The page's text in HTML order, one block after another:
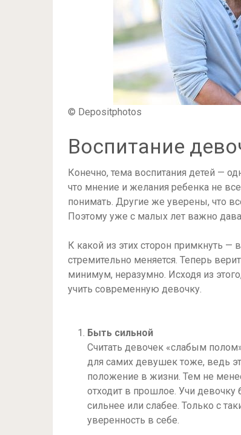
© Depositphotos
Воспитание
Конечно, тема воспитания детей —
что мнение и желания ребенка не
понимать. Другие же уверены, что
Поэтому уже с малых лет важно
К какой из этих сторон примкнуть
стремительно меняется. Теперь
минимум, неразумно. Исходя из
учить современную девочку.
Быть сильной
Считать девочек «слабым
для самих девушек тоже, ведь
положение в жизни. Тем не
отходит в прошлое. Учи
сильнее или слабее. Только с
уверенность в себе.